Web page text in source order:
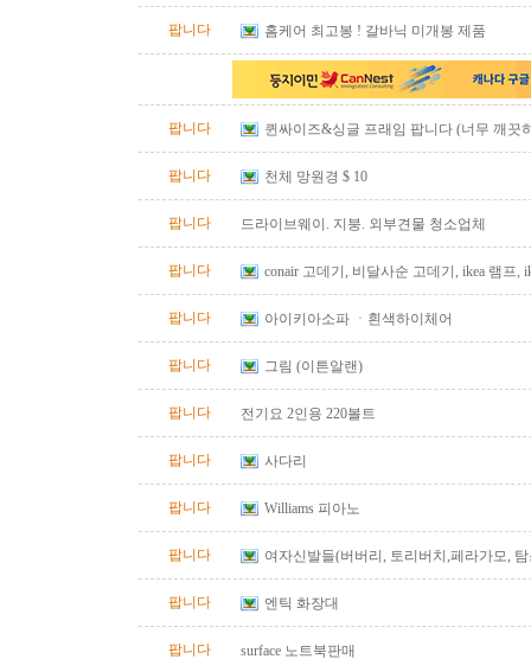
팝니다 홈케어 최고봉 ! 갈바닉 미개봉 제품
팝니다
퀸싸이즈&싱글 프래임 팝니다 (너무 깨끗
팝니다
천체 망원경 $ 10
팝니다 드라이브웨이. 지붕. 외부견물 청소업체
팝니다
conair 고데기, 비달사순 고데기, ikea 램프,
팝니다
아이키아소파 ㆍ흰색하이체어
팝니다 그림 (이튼알랜)
팝니다 전기요 2인용 220볼트
팝니다 사다리
팝니다 Williams 피아노
팝니다 여자신발들(버버리, 토리버치,페라가모,
팝니다 엔틱 화장대
팝니다 surface 노트북판매